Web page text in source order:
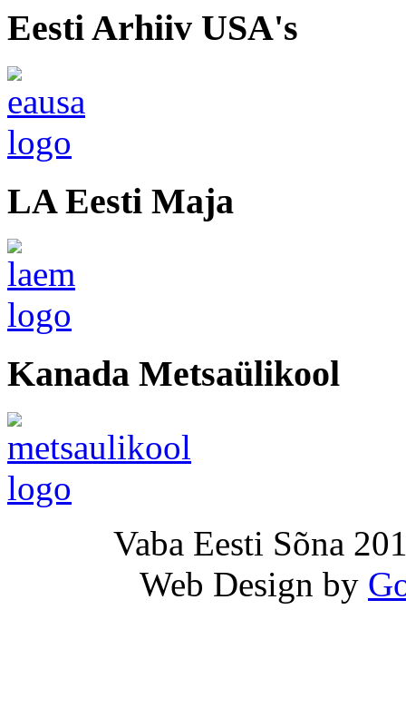
Eesti Arhiiv USA's
LA Eesti Maja
Kanada Metsaülikool
Vaba Eesti Sõna
Web Design by